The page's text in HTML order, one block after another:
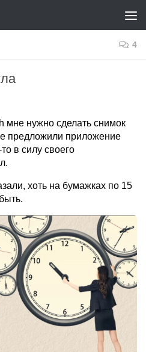
4
мне нужно сделать снимок
предложили приложение
в силу своего
хоть на бумажках по 15